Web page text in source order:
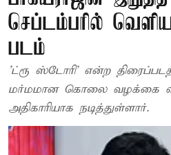
செப்டம்பரில்
படம்
'ட்ரூ ஸ்டோரி' என்ற
மர்மமான கொலை வழக்கை
அதிகாரியாக நடித்துள்ளார்.